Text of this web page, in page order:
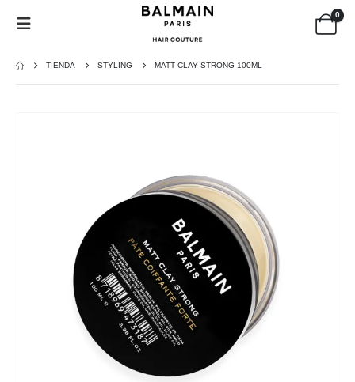
0
TIENDA STYLING MATT CLAY STRONG 100ML